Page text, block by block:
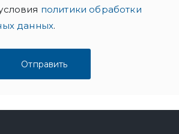
политики обработки
данных.